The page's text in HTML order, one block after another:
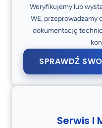
Weryfikujemy lub
WE, przeprowadzamy
dokumentację
SPRAWDŹ
Serwis I